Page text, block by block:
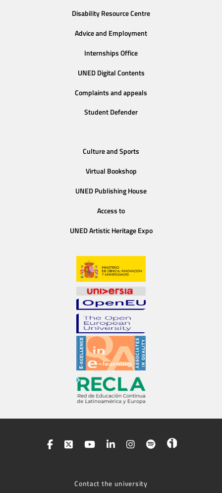
Disability Resource Centre
Advice and Employment
Internships Office
UNED Digital Contents
Complaints and appeals
Student Defender
Culture and Sports
Virtual Bookshop
UNED Publishing House
Access to
UNED Artistic Heritage Expo
Contact the university